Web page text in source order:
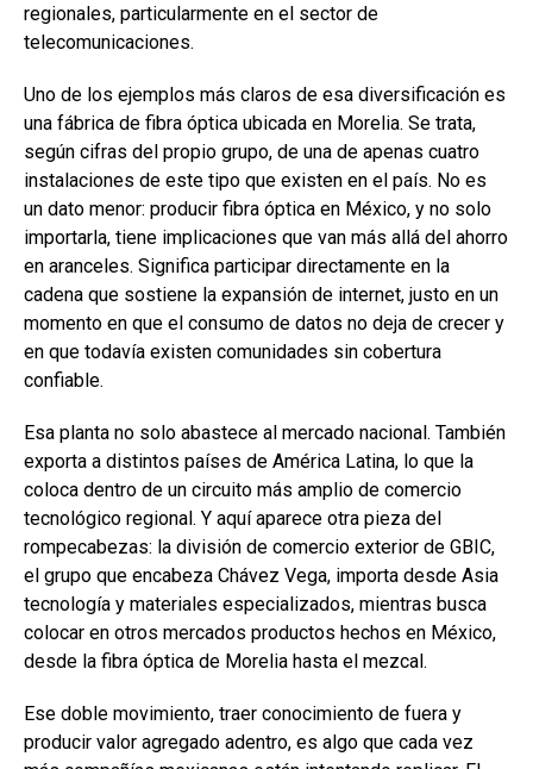
regionales, particularmente en el sector de
telecomunicaciones.
Uno de los ejemplos más claros de esa diversificación es
una fábrica de fibra óptica ubicada en Morelia. Se trata,
según cifras del propio grupo, de una de apenas cuatro
instalaciones de este tipo que existen en el país. No es
un dato menor: producir fibra óptica en México, y no solo
importarla, tiene implicaciones que van más allá del ahorro
en aranceles. Significa participar directamente en la
cadena que sostiene la expansión de internet, justo en un
momento en que el consumo de datos no deja de crecer y
en que todavía existen comunidades sin cobertura
confiable.
Esa planta no solo abastece al mercado nacional. También
exporta a distintos países de América Latina, lo que la
coloca dentro de un circuito más amplio de comercio
tecnológico regional. Y aquí aparece otra pieza del
rompecabezas: la división de comercio exterior de GBIC,
el grupo que encabeza Chávez Vega, importa desde Asia
tecnología y materiales especializados, mientras busca
colocar en otros mercados productos hechos en México,
desde la fibra óptica de Morelia hasta el mezcal.
Ese doble movimiento, traer conocimiento de fuera y
producir valor agregado adentro, es algo que cada vez